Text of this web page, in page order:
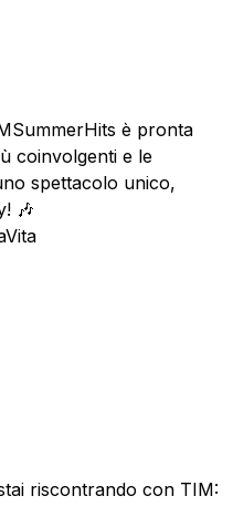
è pronta
coinvolgenti e le
spettacolo unico,
🎶
riscontrando con TIM: